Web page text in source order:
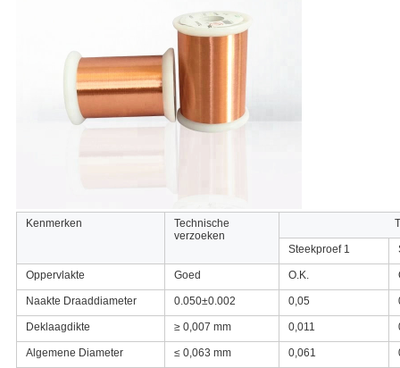
Kenmerken
Technische
verzoeken
Steekproef 1
Oppervlakte Goed O.K.
Naakte Draaddiameter 0.050±0.002 0,05
Deklaagdikte ≥ 0,007 mm 0,011
Algemene Diameter ≤ 0,063 mm 0,061